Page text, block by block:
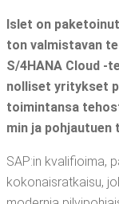
Islet on
ton val­mis­ta­van
S/4HANA Cloud
nol­li­set yri­tyk­set
toi­min­tan­sa
min ja
SAP:in kva­li­fioi­ma,
koko­nais­rat­kai­su,